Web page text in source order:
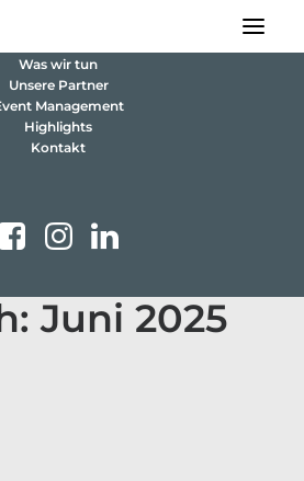
Was wir tun
Unsere Partner
Management
Highlights
Kontakt
Juni 2025